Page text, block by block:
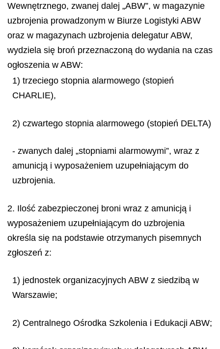
Wewnętrznego, zwanej dalej „ABW”, w magazynie
uzbrojenia prowadzonym w Biurze Logistyki ABW
oraz w magazynach uzbrojenia delegatur ABW,
wydziela się broń przeznaczoną do wydania na czas
ogłoszenia w ABW:
1) trzeciego stopnia alarmowego (stopień
CHARLIE),
2) czwartego stopnia alarmowego (stopień DELTA)
- zwanych dalej „stopniami alarmowymi”, wraz z
amunicją i wyposażeniem uzupełniającym do
uzbrojenia.
2. Ilość zabezpieczonej broni wraz z amunicją i
wyposażeniem uzupełniającym do uzbrojenia
określa się na podstawie otrzymanych pisemnych
zgłoszeń z:
1) jednostek organizacyjnych ABW z siedzibą w
Warszawie;
2) Centralnego Ośrodka Szkolenia i Edukacji ABW;